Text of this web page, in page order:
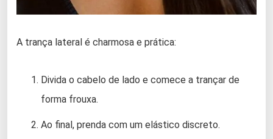
A trança lateral é charmosa e prática:
Divida o cabelo de lado e comece a trançar de
forma frouxa.
Ao final, prenda com um elástico discreto.